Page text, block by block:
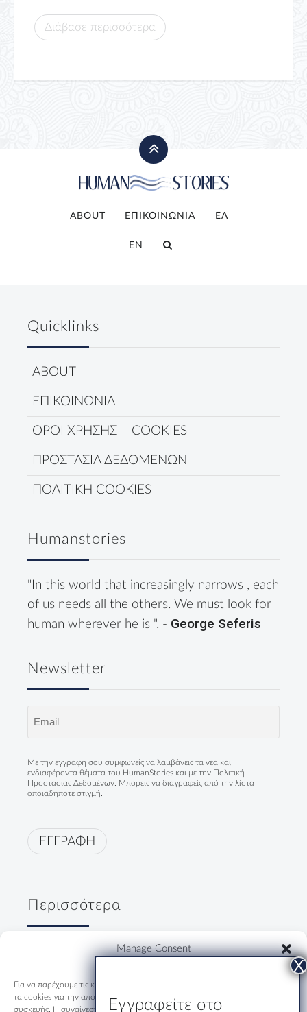
Manage Consent
Για να παρέχουμε τις καλύτερες εμπειρίες, χρησιμοποιούμε τεχνολογίες όπως
τα cookies για την αποθήκευση ή/και την πρόσβαση σε πληροφορίες
συσκευής. Η συναίνεση σε αυτές τις τεχνολογίες θα μας επιτρέψει να
Διάβασε περισσότερα
ABOUT ΕΠΙΚΟΙΝΩΝΙΑ ΕΛ
EN
Quicklinks
ABOUT
ΕΠΙΚΟΙΝΩΝΙΑ
ΟΡΟΙ ΧΡΗΣΗΣ – COOKIES
ΠΡΟΣΤΑΣΙΑ ΔΕΔΟΜΕΝΩΝ
ΠΟΛΙΤΙΚΗ COOKIES
Humanstories
"In this world that increasingly narrows , each
of us needs all the others. We must look for
human wherever he is ". - George Seferis
Newsletter
Με την εγγραφή σου συμφωνείς να λαμβάνεις τα νέα και
ενδιαφέροντα θέματα του HumanStories και με την Πολιτική
Προστασίας Δεδομένων . Μπορείς να διαγραφείς από την λίστα
οποιαδήποτε στιγμή.
ΕΓΓΡΑΦΗ
Περισσότερα
Δύο κύριοι, ένα ουζάκι και μία
ολόκληρη Ελλάδα
Εγγραφείτε στο